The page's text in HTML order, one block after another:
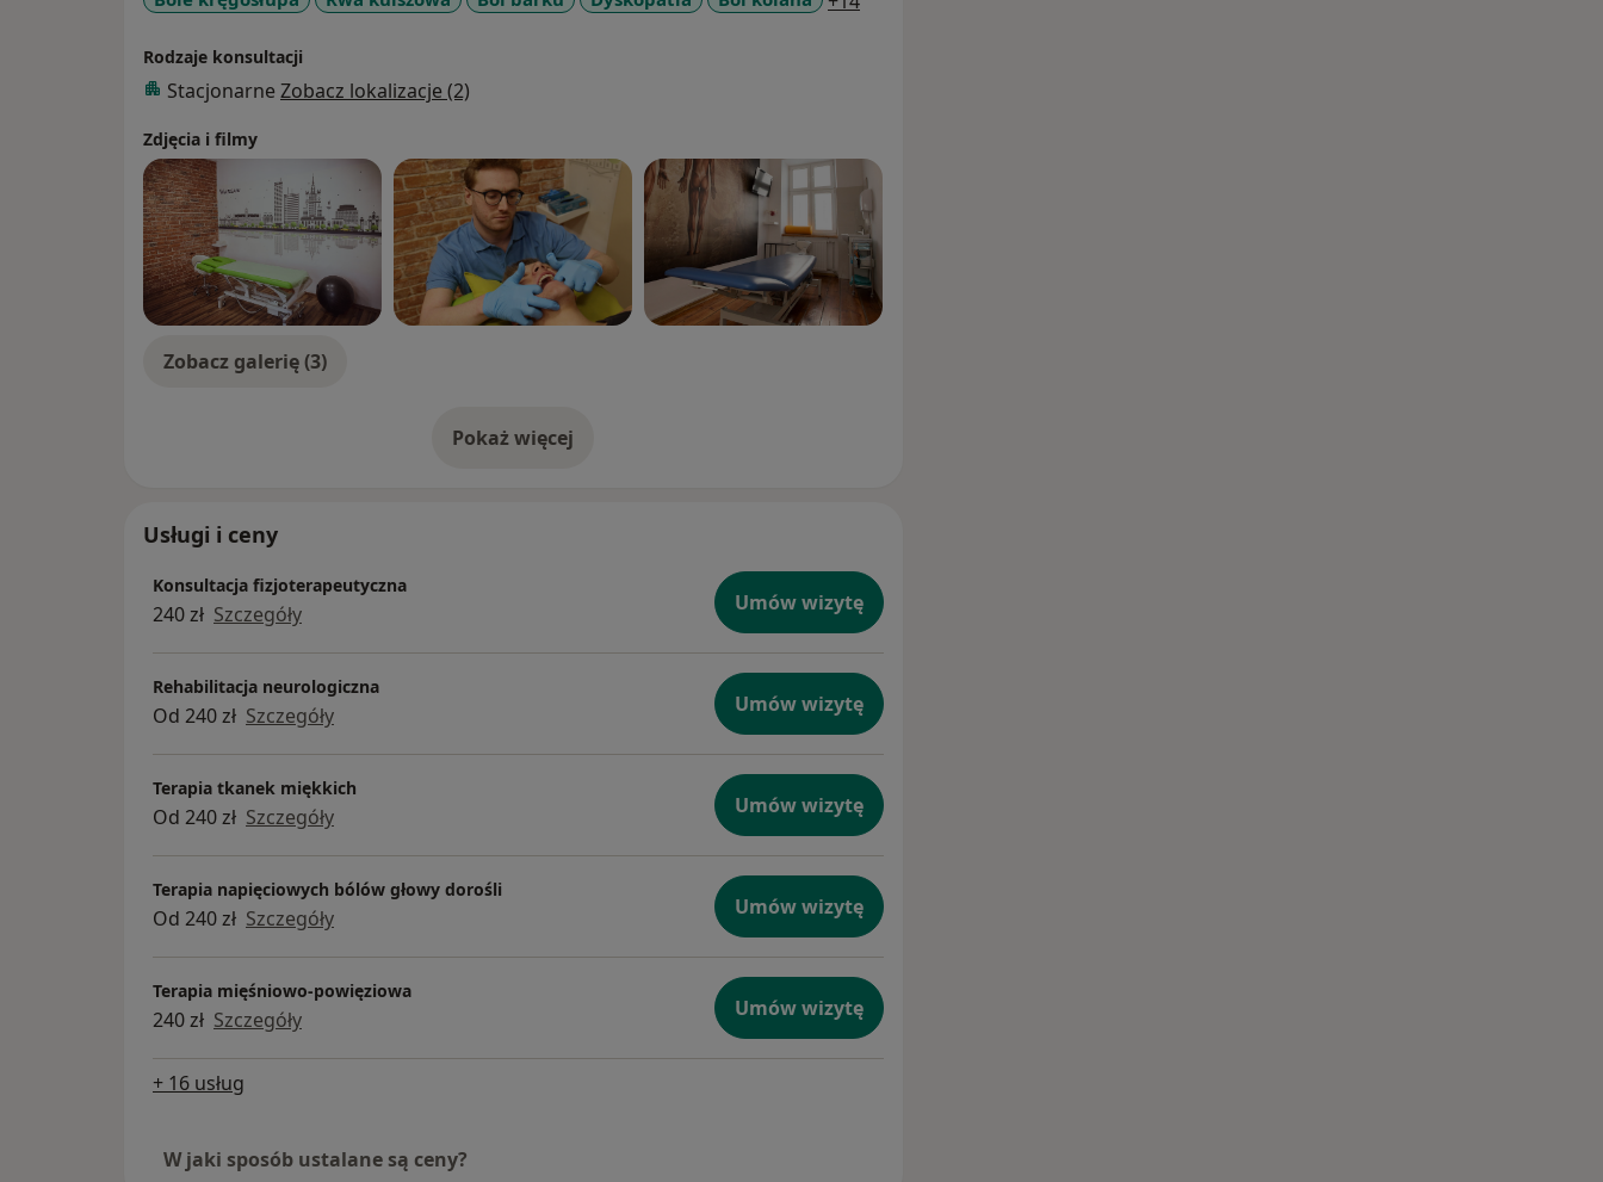
Rodzaje konsultacji
Stacjonarne Zobacz lokalizacje (2)
Zdjęcia i filmy
Zobacz galerię (3)
Pokaż więcejo doświadczeniu
Usługi i ceny
Konsultacja fizjoterapeutyczna
240 zł Szczegóły Umów wizytę
Rehabilitacja neurologiczna
Od 240 zł Szczegóły Umów wizytę
Terapia tkanek miękkich
Od 240 zł Szczegóły Umów wizytę
Terapia napięciowych bólów głowy dorośli
Od 240 zł Szczegóły Umów wizytę
Terapia mięśniowo-powięziowa
240 zł Szczegóły Umów wizytę
+ 16 usług
W jaki sposób ustalane są ceny?